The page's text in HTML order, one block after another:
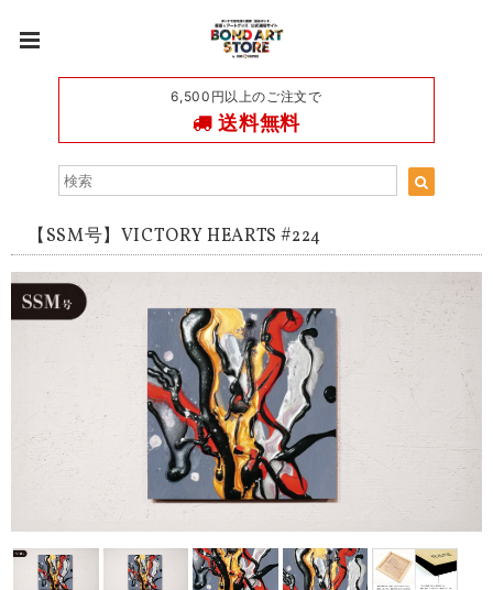
6,500円以上のご注文で
送料無料
【SSM号】VICTORY HEARTS #224